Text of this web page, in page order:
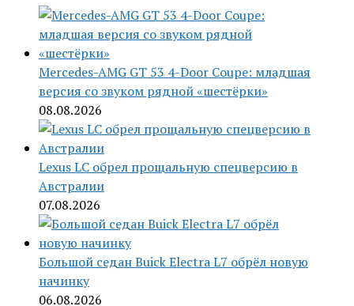
Mercedes-AMG GT 53 4-Door Coupe: младшая
версия со звуком рядной «шестёрки»
08.08.2026
Lexus LC обрел прощальную спецверсию в
Австралии
07.08.2026
Большой седан Buick Electra L7 обрёл новую
начинку
06.08.2026